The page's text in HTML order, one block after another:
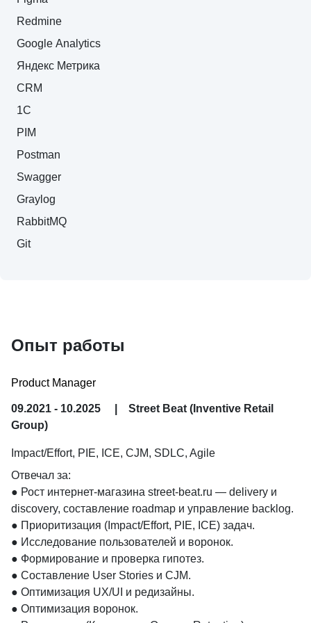
— Excel, Word.
— CRM, 1C, PIM.
— Postman, Swagger.
— Graylog.
— Git.
Redmine
Google Analytics
Яндекс Метрика
CRM
1C
PIM
Postman
Swagger
Graylog
RabbitMQ
Git
Опыт работы
Product Manager
09.2021 - 10.2025
Street Beat (Inventive Retail
Group)
Impact/Effort, PIE, ICE, CJM, SDLC, Agile
Отвечал за:
● Рост интернет-магазина street-beat.ru — delivery и
discovery, составление roadmap и управление backlog.
● Приоритизация (Impact/Effort, PIE, ICE) задач.
● Исследование пользователей и воронок.
● Формирование и проверка гипотез.
● Составление User Stories и CJM.
● Оптимизация UX/UI и редизайны.
● Оптимизация воронок.